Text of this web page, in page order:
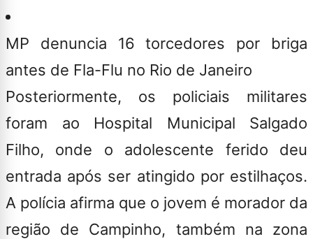
MP denuncia 16 torcedores por briga
antes de Fla-Flu no Rio de Janeiro
Posteriormente, os policiais militares
foram ao Hospital Municipal Salgado
Filho, onde o adolescente ferido deu
entrada após ser atingido por estilhaços.
A polícia afirma que o jovem é morador da
região de Campinho, também na zona